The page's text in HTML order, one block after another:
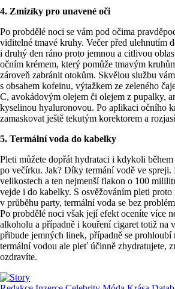
4. Zmizíky pro unavené oči
Po probdělé noci se vám pod očima
viditelné tmavé kruhy. Večer před ulehnutím
i druhý den ráno proto jemnou a citlivou
očním krémem, který pomůže tmavým
zároveň zabránit otokům. Skvělou službu
s obsahem kofeinu, výtažkem ze zeleného
C, avokádovým olejem či olejem z pupalky,
kyselinou hyaluronovou. Po aplikaci očního
zamaskovat ještě tekutým korektorem a
5. Termální voda do kabelky
Pleti můžete dopřát hydrataci i kdykoli během
po večírku. Jak? Díky termání vodě ve spreji.
velikostech a ten nejmenší flakon o 100
vejde i do kabelky. S osvěžováním pleti
v průběhu party, termální voda se bez
Po probdělé noci však její efekt oceníte více
alkoholu a případně i kouření cigaret totiž na
přibude jemných linek, případně se prohloubí
termální vodou ale pleť účinně zhydratujete,
ozdravíte.